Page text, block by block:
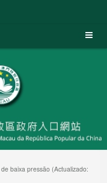
baixa pressão (Actualizado: